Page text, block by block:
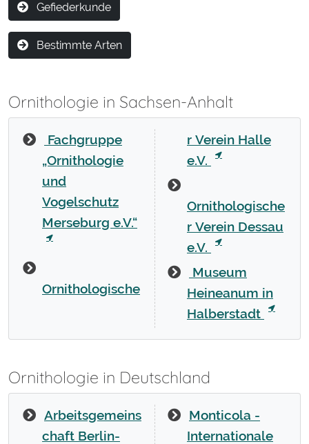
Gefiederkunde
Bestimmte Arten
Ornithologie in Sachsen-Anhalt
Fachgruppe
„Ornithologie
und
Vogelschutz
Merseburg e.V.“
Ornithologische
r Verein Halle
e.V.
Ornithologische
r Verein Dessau
e.V.
Museum
Heineanum in
Halberstadt
Ornithologie in Deutschland
Arbeitsgemeins
chaft Berlin-
Monticola -
Internationale